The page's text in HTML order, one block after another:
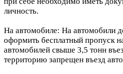
личность.
На автомобиле: На автомобили
оформить бесплатный пропуск
автомобилей свыше 3,5 тонн
территорию запрещен въезд